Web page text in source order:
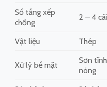
Số tầng xếp
chồng
2 – 4 cái
Vật liệu Thép
Xử lý bề mặt
Sơn
nóng